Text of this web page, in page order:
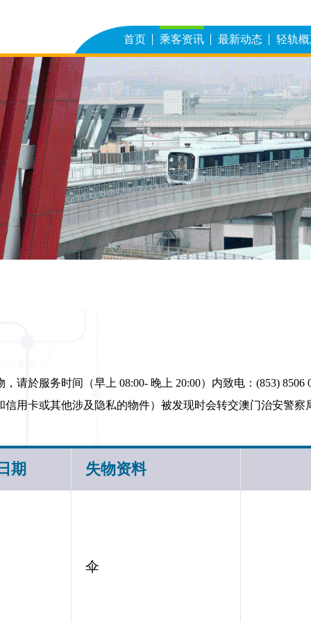
首页 乘客资讯 最新动态 轻轨
请於服务时间（早上 08:00- 晚上 20:00）内致电：(853) 8506
用卡或其他涉及隐私的物件）被发现时会转交澳门治安警察
期 失物资料
伞